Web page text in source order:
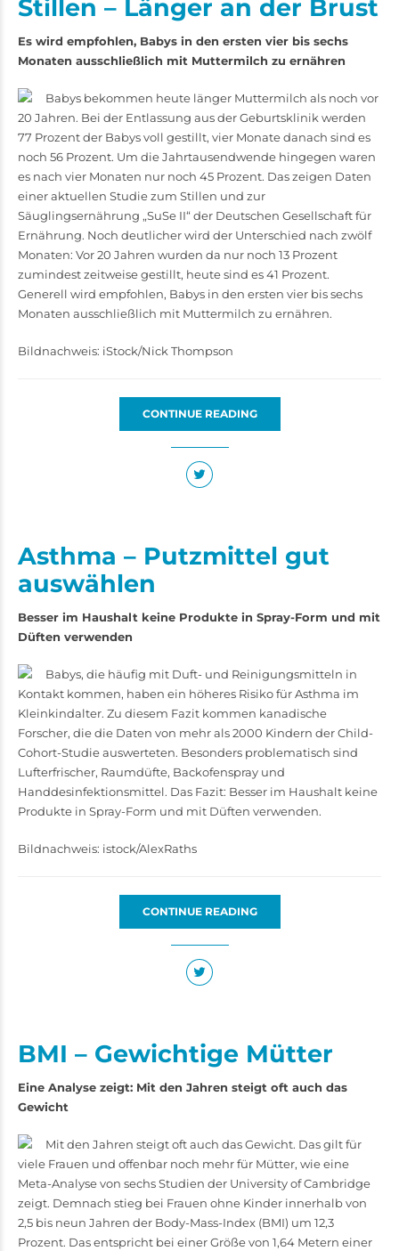
Stillen – Länger an der Brust
Es wird empfohlen, Babys in den ersten vier bis sechs
Monaten ausschließlich mit Muttermilch zu ernähren
Babys bekommen heute länger Muttermilch als noch vor
20 Jahren. Bei der Entlassung aus der Geburtsklinik werden
77 Prozent der Babys voll gestillt, vier Monate danach sind es
noch 56 Prozent. Um die Jahrtausendwende hingegen waren
es nach vier Monaten nur noch 45 Prozent. Das zeigen Daten
einer aktuellen Studie zum Stillen und zur
Säuglingsernährung „SuSe II“ der Deutschen Gesellschaft für
Ernährung. Noch deutlicher wird der Unterschied nach zwölf
Monaten: Vor 20 Jahren wurden da nur noch 13 Prozent
zumindest zeitweise gestillt, heute sind es 41 Prozent.
Generell wird empfohlen, Babys in den ersten vier bis sechs
Monaten ausschließlich mit Muttermilch zu ernähren.
Bildnachweis: iStock/Nick Thompson
CONTINUE READING
Asthma – Putzmittel gut
auswählen
Besser im Haushalt keine Produkte in Spray-Form und mit
Düften verwenden
Babys, die häufig mit Duft- und Reinigungsmitteln in
Kontakt kommen, haben ein höheres Risiko für Asthma im
Kleinkindalter. Zu diesem Fazit kommen kanadische
Forscher, die die Daten von mehr als 2000 Kindern der Child-
Cohort-Studie auswerteten. Besonders problematisch sind
Lufterfrischer, Raumdüfte, Backofenspray und
Handdesinfektionsmittel. Das Fazit: Besser im Haushalt keine
Produkte in Spray-Form und mit Düften verwenden.
Bildnachweis: istock/AlexRaths
CONTINUE READING
BMI – Gewichtige Mütter
Eine Analyse zeigt: Mit den Jahren steigt oft auch das
Gewicht
Mit den Jahren steigt oft auch das Gewicht. Das gilt für
viele Frauen und offenbar noch mehr für Mütter, wie eine
Meta-Analyse von sechs Studien der University of Cambridge
zeigt. Demnach stieg bei Frauen ohne Kinder innerhalb von
2,5 bis neun Jahren der Body-Mass-Index (BMI) um 12,3
Prozent. Das entspricht bei einer Größe von 1,64 Metern einer